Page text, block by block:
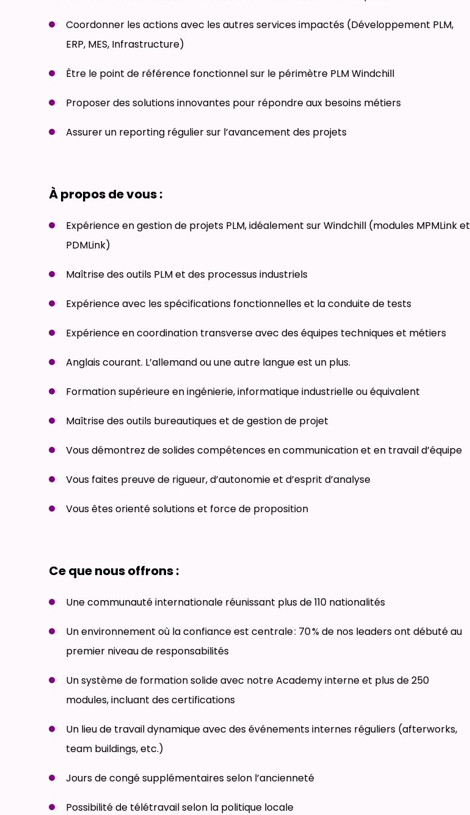
Coordonner les actions avec les autres services impactés (Développement PLM,
ERP, MES, Infrastructure)
Être le point de référence fonctionnel sur le périmètre PLM Windchill
Proposer des solutions innovantes pour répondre aux besoins métiers
Assurer un reporting régulier sur l’avancement des projets
À propos de vous :
Expérience en gestion de projets PLM, idéalement sur Windchill (modules MPMLink et
PDMLink)
Maîtrise des outils PLM et des processus industriels
Expérience avec les spécifications fonctionnelles et la conduite de tests
Expérience en coordination transverse avec des équipes techniques et métiers
Anglais courant. L’allemand ou une autre langue est un plus.
Formation supérieure en ingénierie, informatique industrielle ou équivalent
Maîtrise des outils bureautiques et de gestion de projet
Vous démontrez de solides compétences en communication et en travail d’équipe
Vous faites preuve de rigueur, d’autonomie et d’esprit d’analyse
Vous êtes orienté solutions et force de proposition
Ce que nous offrons :
Une communauté internationale réunissant plus de 110 nationalités
Un environnement où la confiance est centrale : 70 % de nos leaders ont débuté au
premier niveau de responsabilités
Un système de formation solide avec notre Academy interne et plus de 250
modules, incluant des certifications
Un lieu de travail dynamique avec des événements internes réguliers (afterworks,
team buildings, etc.)
Jours de congé supplémentaires selon l’ancienneté
Possibilité de télétravail selon la politique locale